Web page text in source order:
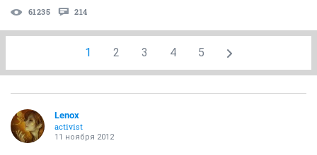
61235 214
1 2 3 4 5
Lenox
activist
11 ноября 2012